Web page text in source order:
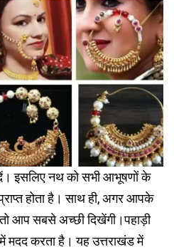
इसलिए नथ को सभी आभूषणों के
होता है। साथ ही, अगर आपके
आप सबसे अच्छी दिखेंगी।पहाड़ी
मदद करता है। यह उत्तराखंड में